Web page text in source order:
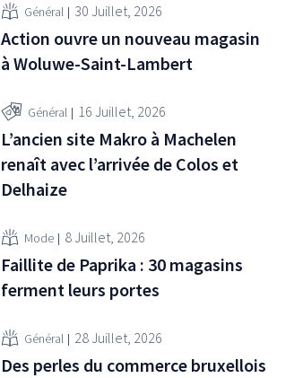
Général 30 Juillet, 2026
Action ouvre un nouveau magasin
à Woluwe-Saint-Lambert
Général 16 Juillet, 2026
L’ancien site Makro à Machelen
renaît avec l’arrivée de Colos et
Delhaize
Mode 8 Juillet, 2026
Faillite de Paprika : 30 magasins
ferment leurs portes
Général 28 Juillet, 2026
Des perles du commerce bruxellois